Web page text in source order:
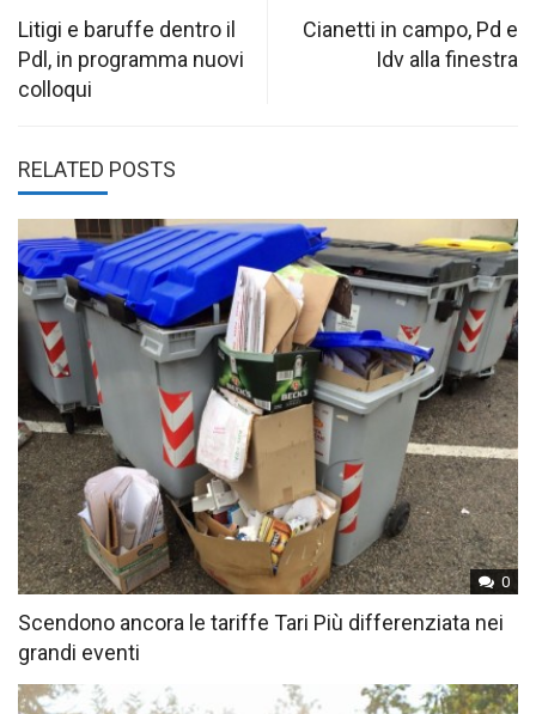
navigation
Litigi e baruffe dentro il
Pdl, in programma nuovi
colloqui
Cianetti in campo, Pd e
Idv alla finestra
RELATED POSTS
0
Scendono ancora le tariffe Tari Più differenziata nei
grandi eventi